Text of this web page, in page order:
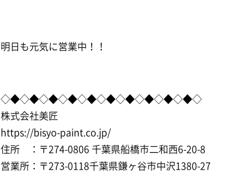
明日も元気に営業中！！
◇◆◇◆◇◆◇◆◇◆◇◆◇◆◇◆◇◆◇◆◇
株式会社美匠
https://bisyo-paint.co.jp/
住所 ：〒274-0806 千葉県船橋市二和西6-20-8
営業所：〒273-0118千葉県鎌ヶ谷市中沢1380-27